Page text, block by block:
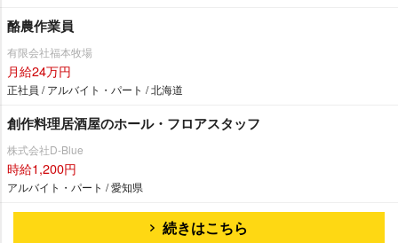
酪農作業員
有限会社福本牧場
月給24万円
正社員 / アルバイト・パート / 北海道
創作料理居酒屋のホール・フロアスタッフ
株式会社D-Blue
時給1,200円
アルバイト・パート / 愛知県
続きはこちら